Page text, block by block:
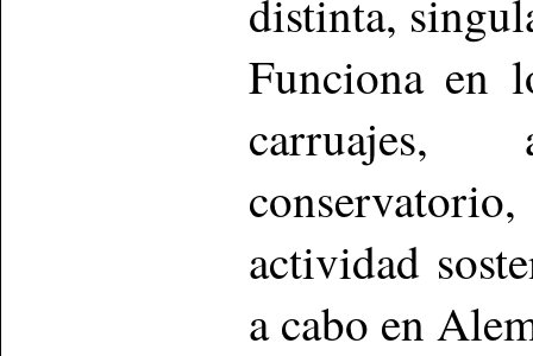
distinta,
Funciona en
carruajes,
actividad
a cabo en